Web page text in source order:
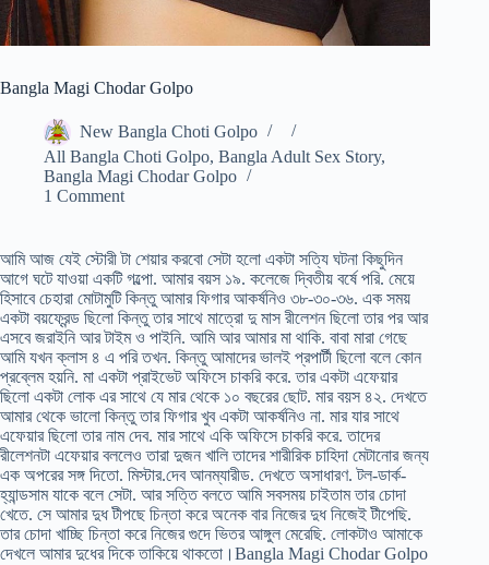
Bangla Magi Chodar Golpo
New Bangla Choti Golpo
All Bangla Choti Golpo, Bangla Adult Sex Story,
Bangla Magi Chodar Golpo
1 Comment
আমি আজ যেই স্টোরী টা শেয়ার করবো সেটা হলো একটা সত্যি ঘটনা কিছুদিন
আগে ঘটে যাওয়া একটি গল্পো. আমার বয়স ১৯. কলেজে দ্বিতীয় বর্ষে পরি. মেয়ে
হিসাবে চেহারা মোটামুটি কিন্তু আমার ফিগার আকর্ষনিও ৩৮-৩০-৩৬. এক সময়
একটা বয়ফ্রেন্ড ছিলো কিন্তু তার সাথে মাত্রো দু মাস রীলেশন ছিলো তার পর আর
এসবে জরাইনি আর টাইম ও পাইনি. আমি আর আমার মা থাকি. বাবা মারা গেছে
আমি যখন ক্লাস ৪ এ পরি তখন. কিন্তু আমাদের ভালই প্রপার্টী ছিলো বলে কোন
প্রব্লেম হয়নি. মা একটা প্রাইভেট অফিসে চাকরি করে. তার একটা এফেয়ার
ছিলো একটা লোক এর সাথে যে মার থেকে ১০ বছরের ছোট. মার বয়স ৪২. দেখতে
আমার থেকে ভালো কিন্তু তার ফিগার খুব একটা আকর্ষনিও না. মার যার সাথে
এফেয়ার ছিলো তার নাম দেব. মার সাথে একি অফিসে চাকরি করে. তাদের
রীলেশনটা এফেয়ার বললেও তারা দুজন খালি তাদের শারীরিক চাহিদা মেটানোর জন্য
এক অপরের সঙ্গ দিতো. মিস্টার.দেব আনম্যারীড. দেখতে অসাধারণ. টল-ডার্ক-
হ্যান্ডসাম যাকে বলে সেটা. আর সত্তি বলতে আমি সবসময় চাইতাম তার চোদা
খেতে. সে আমার দুধ টীপছে চিন্তা করে অনেক বার নিজের দুধ নিজেই টীপেছি.
তার চোদা খাচ্ছি চিন্তা করে নিজের গুদে ভিতর আঙ্গুল মেরেছি. লোকটাও আমাকে
দেখলে আমার দুধের দিকে তাকিয়ে থাকতো।Bangla Magi Chodar Golpo